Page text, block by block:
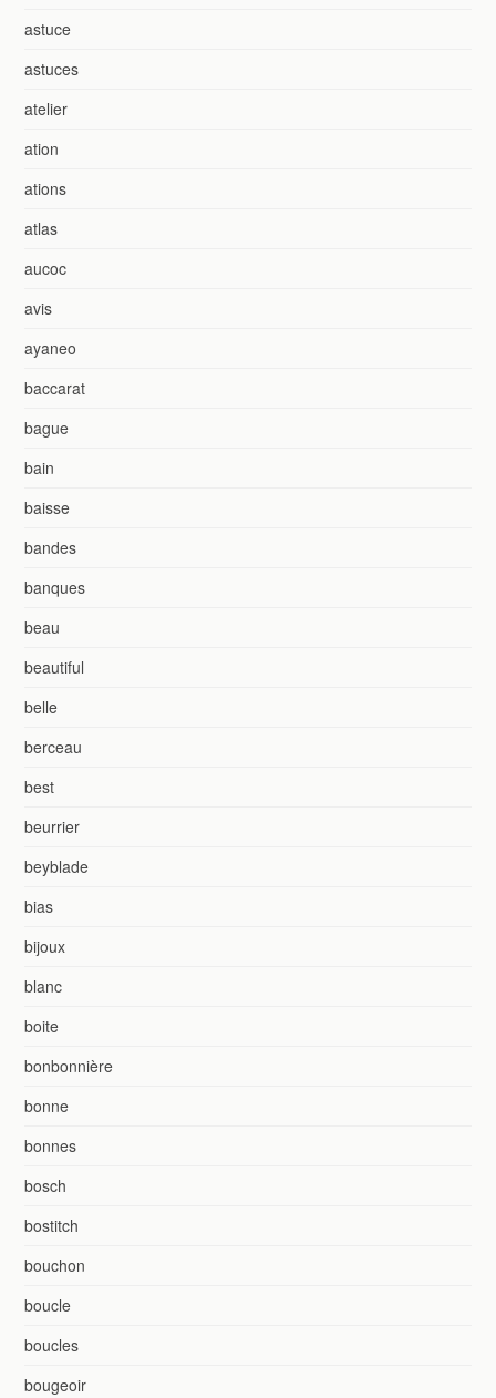
astuce
astuces
atelier
ation
ations
atlas
aucoc
avis
ayaneo
baccarat
bague
bain
baisse
bandes
banques
beau
beautiful
belle
berceau
best
beurrier
beyblade
bias
bijoux
blanc
boite
bonbonnière
bonne
bonnes
bosch
bostitch
bouchon
boucle
boucles
bougeoir